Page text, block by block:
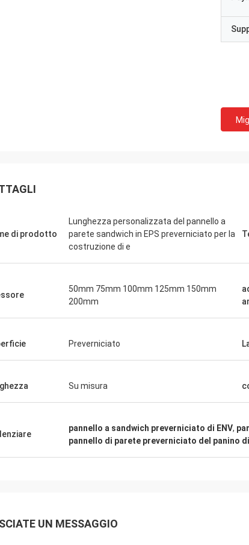
di prodotto
Lunghezza personalizzata del pannello a
parete sandwich in EPS preverniciato per la
costruzione di e
50mm 75mm 100mm 125mm 150mm
200mm
Preverniciato
Su misura
pannello a sandwich preverniciato di ENV,
pannello di parete preverniciato del panino di
UN MESSAGGIO